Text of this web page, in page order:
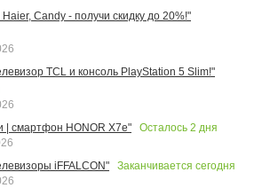
Candy - получи скидку до 20%!"
TCL и консоль PlayStation 5 Slim!"
| смартфон HONOR X7e"
Осталось 2 дня
iFFALCON"
Заканчивается сегодня